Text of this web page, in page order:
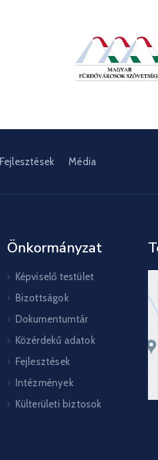
Fejlesztések Média
Önkormányzat
Képviselő testület
Bizottságok
Dokumentumtár
Közérdekű adatok
Fejlesztések
Intézmények
Külterületi biztosok